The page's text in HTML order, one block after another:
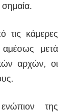
τις κάμερες
αμέσως μετά
αρχών, οι
της